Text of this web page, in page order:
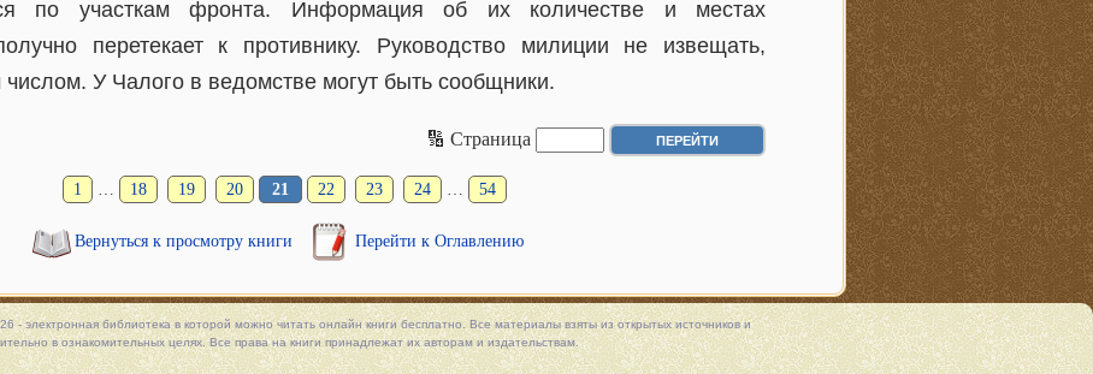
по участкам фронта. Информация об их количестве и местах
перетекает к противнику. Руководство милиции не извещать,
числом. У Чалого в ведомстве могут быть сообщники.
🔢 Страница
1 … 18 19 20 21 22 23 24 … 54
Вернуться к просмотру книги Перейти к Оглавлению
- электронная библиотека в которой можночитать онлайн книгибесплатно. Все материалы взяты из открытых источников и
в ознакомительных целях. Все права на книги принадлежат их авторам и издательствам.